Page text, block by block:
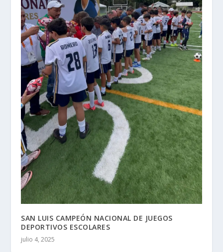
SAN LUIS CAMPEÓN NACIONAL DE JUEGOS
DEPORTIVOS ESCOLARES
julio 4, 2025